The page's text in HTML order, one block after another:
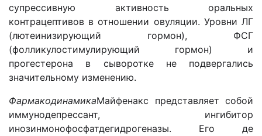
супрессивную активность оральных
контрацептивов в отношении овуляции. Уровни ЛГ
(лютеинизирующий гормон), ФСГ
(фолликулостимулирующий гормон) и
прогестерона в сыворотке не подвергались
значительному изменению.
ФармакодинамикаМайфенакс представляет собой
иммунодепрессант, ингибитор
инозинмонофосфатдегидрогеназы. Его де